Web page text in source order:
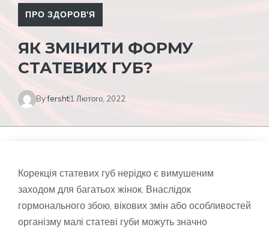
ПРО ЗДОРОВ'Я
ЯК ЗМІНИТИ ФОРМУ
СТАТЕВИХ ГУБ?
Byfersht1 Лютого, 2022
Корекція статевих губ нерідко є вимушеним
заходом для багатьох жінок. Внаслідок
гормонального збою, вікових змін або особливостей
організму малі статеві губи можуть значно